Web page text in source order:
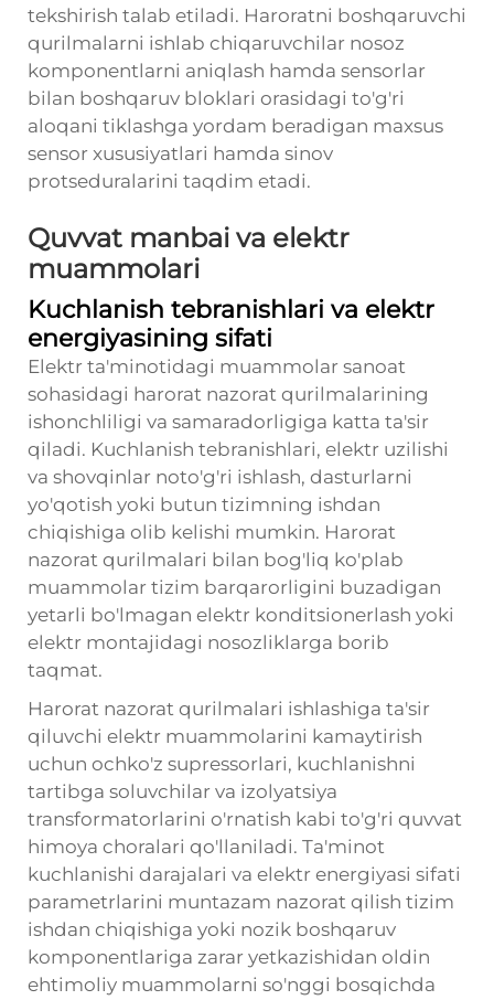
tekshirish talab etiladi. Haroratni boshqaruvchi
qurilmalarni ishlab chiqaruvchilar nosoz
komponentlarni aniqlash hamda sensorlar
bilan boshqaruv bloklari orasidagi to'g'ri
aloqani tiklashga yordam beradigan maxsus
sensor xususiyatlari hamda sinov
protseduralarini taqdim etadi.
Quvvat manbai va elektr
muammolari
Kuchlanish tebranishlari va elektr
energiyasining sifati
Elektr ta'minotidagi muammolar sanoat
sohasidagi harorat nazorat qurilmalarining
ishonchliligi va samaradorligiga katta ta'sir
qiladi. Kuchlanish tebranishlari, elektr uzilishi
va shovqinlar noto'g'ri ishlash, dasturlarni
yo'qotish yoki butun tizimning ishdan
chiqishiga olib kelishi mumkin. Harorat
nazorat qurilmalari bilan bog'liq ko'plab
muammolar tizim barqarorligini buzadigan
yetarli bo'lmagan elektr konditsionerlash yoki
elektr montajidagi nosozliklarga borib
taqmat.
Harorat nazorat qurilmalari ishlashiga ta'sir
qiluvchi elektr muammolarini kamaytirish
uchun ochko'z supressorlari, kuchlanishni
tartibga soluvchilar va izolyatsiya
transformatorlarini o'rnatish kabi to'g'ri quvvat
himoya choralari qo'llaniladi. Ta'minot
kuchlanishi darajalari va elektr energiyasi sifati
parametrlarini muntazam nazorat qilish tizim
ishdan chiqishiga yoki nozik boshqaruv
komponentlariga zarar yetkazishidan oldin
ehtimoliy muammolarni so'nggi bosqichda